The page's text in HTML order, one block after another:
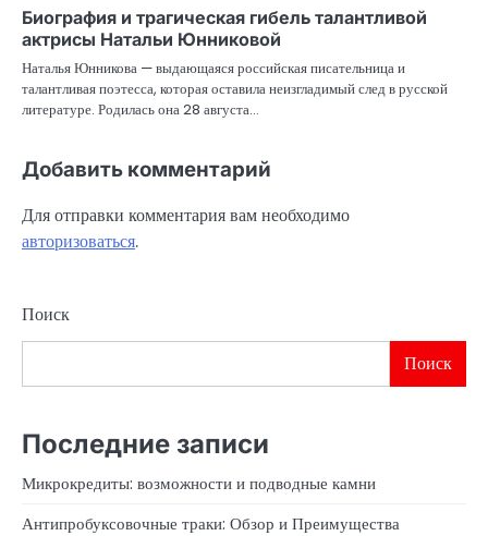
Биография и трагическая гибель талантливой
актрисы Натальи Юнниковой
Наталья Юнникова — выдающаяся российская писательница и
талантливая поэтесса, которая оставила неизгладимый след в русской
литературе. Родилась она 28 августа…
Добавить комментарий
Для отправки комментария вам необходимо
авторизоваться.
Поиск
Поиск
Последние записи
Микрокредиты: возможности и подводные камни
Антипробуксовочные траки: Обзор и Преимущества